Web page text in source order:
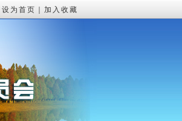
设为首页 加入收藏